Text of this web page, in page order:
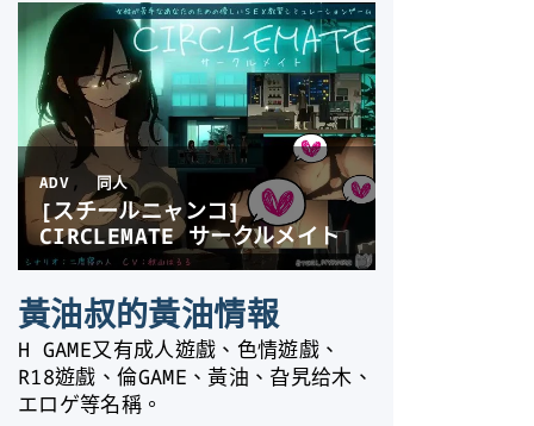
黃油叔的黃油情報
H GAME又有成人遊戲、色情遊戲、
R18遊戲、倫GAME、黃油、旮旯给木、
エロゲ等名稱。